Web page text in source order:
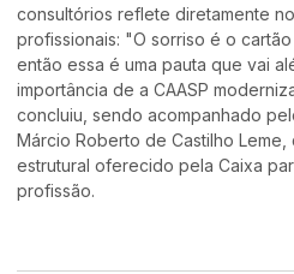
consultórios reflete diretamente
profissionais: "O sorriso é o
então essa é uma pauta que vai
importância de a CAASP
concluiu, sendo acompanhado
Márcio Roberto de Castilho
estrutural oferecido pela Caixa
profissão.